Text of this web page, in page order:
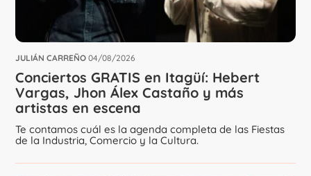
JULIÁN CARREÑO 04/08/2026
Conciertos GRATIS en Itagüí: Hebert
Vargas, Jhon Álex Castaño y más
artistas en escena
Te contamos cuál es la agenda completa de las Fiestas
de la Industria, Comercio y la Cultura.